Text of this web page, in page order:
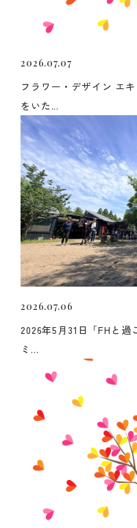
2026.07.07
フラワー・デザイン エ
をいた...
2026.07.06
2026年5月31日「FHと
ミ...